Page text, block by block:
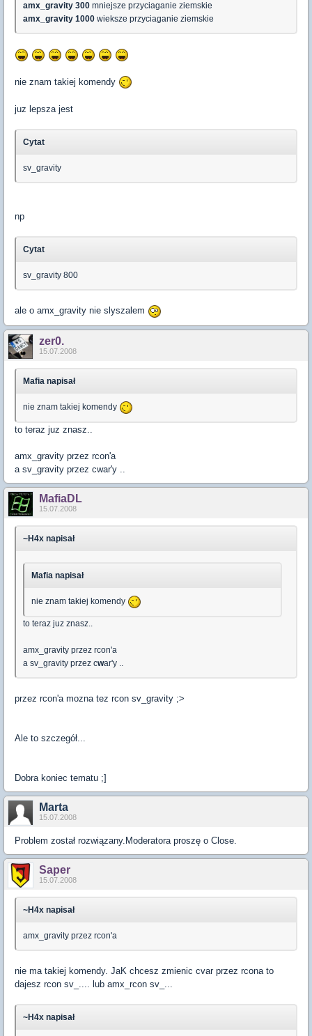
amx_gravity 300 mniejsze przyciaganie ziemskie
amx_gravity 1000 wieksze przyciaganie ziemskie
nie znam takiej komendy
juz lepsza jest
Cytat
sv_gravity
np
Cytat
sv_gravity 800
ale o amx_gravity nie slyszalem
zer0.
15.07.2008
Mafia napisał
nie znam takiej komendy
to teraz juz znasz..
amx_gravity przez rcon'a
a sv_gravity przez cwar'y ..
MafiaDL
15.07.2008
~H4x napisał
Mafia napisał
nie znam takiej komendy
to teraz juz znasz..
amx_gravity przez rcon'a
a sv_gravity przez cwar'y ..
przez rcon'a mozna tez rcon sv_gravity ;>
Ale to szczegół...
Dobra koniec tematu ;]
Marta
15.07.2008
Problem został rozwiązany.Moderatora proszę o Close.
Saper
15.07.2008
~H4x napisał
amx_gravity przez rcon'a
nie ma takiej komendy. JaK chcesz zmienic cvar przez rcona to
dajesz rcon sv_.... lub amx_rcon sv_...
~H4x napisał